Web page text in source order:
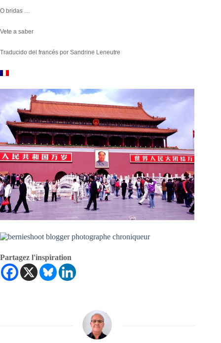
O bridas …
Vete a saber
Traducido del francés por Sandrine Leneutre
Partagez l'inspiration